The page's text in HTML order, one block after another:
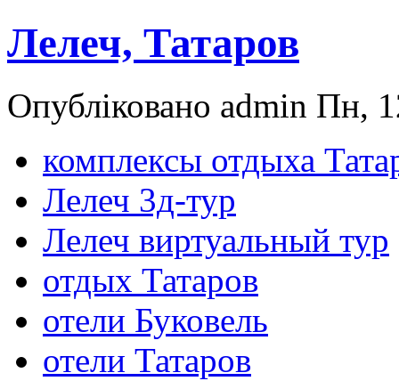
Лелеч, Татаров
Опубліковано admin Пн,
комплексы отдыха
Лелеч 3д-тур
Лелеч виртуальный тур
отдых Татаров
отели Буковель
отели Татаров